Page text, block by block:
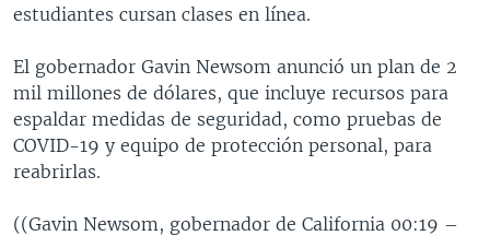
estudiantes cursan clases en línea.
El gobernador Gavin Newsom anunció un plan de 2
mil millones de dólares, que incluye recursos para
espaldar medidas de seguridad, como pruebas de
COVID-19 y equipo de protección personal, para
reabrirlas.
((Gavin Newsom, gobernador de California 00:19 –